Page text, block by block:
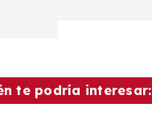
te podría interesar: